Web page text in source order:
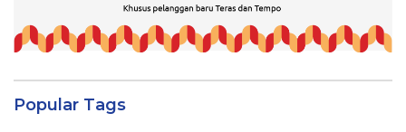
Popular Tags